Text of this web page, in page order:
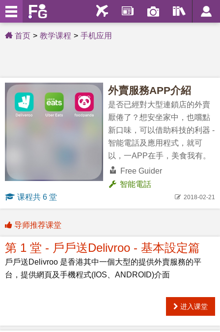
首页 教学课程 手机应用
外賣服務APP介紹
是否已經對大型連鎖店的外賣
厭倦了？想安坐家中，也嚐點
新口味，可以借助科技的利器 -
智能電話及應用程式，就可
以，一APP在手，美食我有。
Free Guider
智能電話
2018-02-21
课程共 6 堂
导师推荐课堂
第 1 堂 - 戶戶送Delivroo - 基本設定篇
戶戶送Delivroo 是香港其中一個大型的提供外賣服務的平
台，提供網頁及手機程式(IOS、ANDROID)介面
进入课堂